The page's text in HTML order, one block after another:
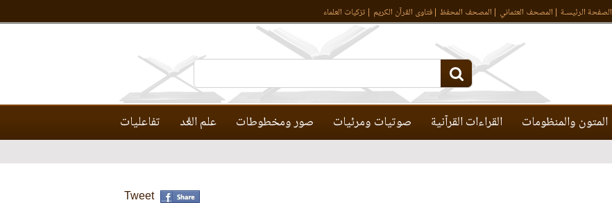
الصفحة الرئيسـة المصحف العثماني المصحف المحفظ فتاوى القرآن الكريم تزكيات العلماء
المتون والمنظومات القراءات القرآنية صوتيات ومرئيات صور ومخطوطات علم العَّد تفاعليات
Tweet